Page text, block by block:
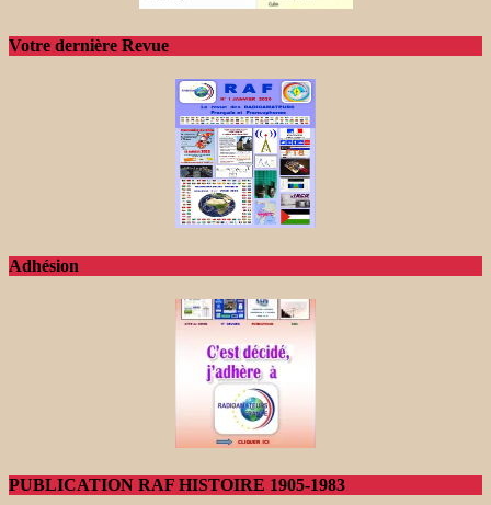
Votre dernière Revue
Adhésion
PUBLICATION RAF HISTOIRE 1905-1983